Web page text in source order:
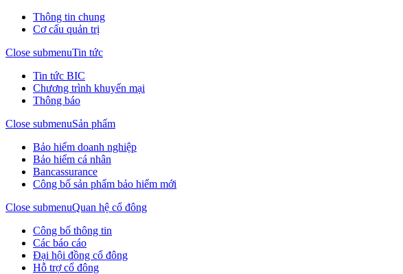
Thông tin chung
Cơ cấu quản trị
Close submenuTin tức
Tin tức BIC
Chương trình khuyến mại
Thông báo
Close submenuSản phẩm
Bảo hiểm doanh nghiệp
Bảo hiểm cá nhân
Bancassurance
Công bố sản phẩm bảo hiểm mới
Close submenuQuan hệ cổ đông
Công bố thông tin
Các báo cáo
Đại hội đồng cổ đông
Hỗ trợ cổ đông